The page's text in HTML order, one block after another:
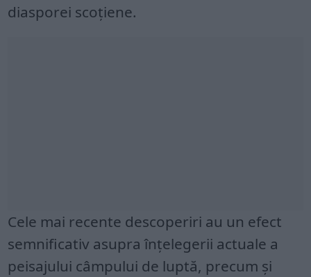
diasporei scoțiene.
Cele mai recente descoperiri au un efect
semnificativ asupra înțelegerii actuale a
peisajului câmpului de luptă, precum și